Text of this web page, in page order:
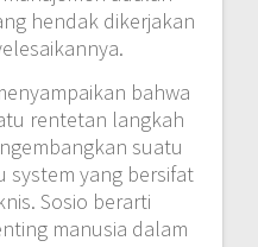
hendak dikerjakan
bahwa
rentetan langkah
suatu
system yang bersifat
Sosio berarti
manusia dalam